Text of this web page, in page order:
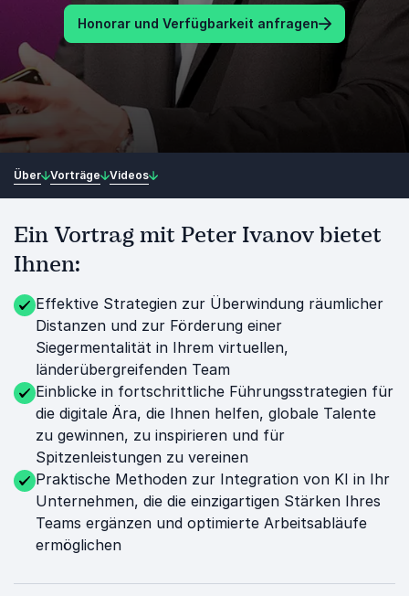
Honorar und Verfügbarkeit anfragen
Über Vorträge Videos
Ein Vortrag mit Peter Ivanov bietet
Ihnen:
Effektive Strategien zur Überwindung räumlicher
Distanzen und zur Förderung einer
Siegermentalität in Ihrem virtuellen,
länderübergreifenden Team
Einblicke in fortschrittliche Führungsstrategien für
die digitale Ära, die Ihnen helfen, globale Talente
zu gewinnen, zu inspirieren und für
Spitzenleistungen zu vereinen
Praktische Methoden zur Integration von KI in Ihr
Unternehmen, die die einzigartigen Stärken Ihres
Teams ergänzen und optimierte Arbeitsabläufe
ermöglichen